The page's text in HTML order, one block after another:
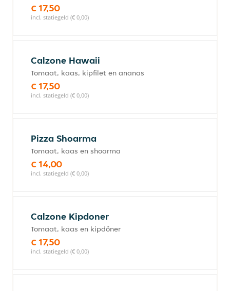
€ 17,50
incl. statiegeld (€ 0,00)
Calzone Hawaii
Tomaat, kaas, kipfilet en ananas
€ 17,50
incl. statiegeld (€ 0,00)
Pizza Shoarma
Tomaat, kaas en shoarma
€ 14,00
incl. statiegeld (€ 0,00)
Calzone Kipdoner
Tomaat, kaas en kipdöner
€ 17,50
incl. statiegeld (€ 0,00)